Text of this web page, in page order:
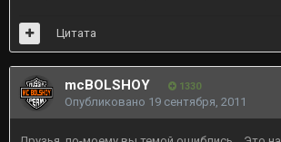
Цитата
mcBOLSHOY 1330
Опубликовано 19 сентября, 2011